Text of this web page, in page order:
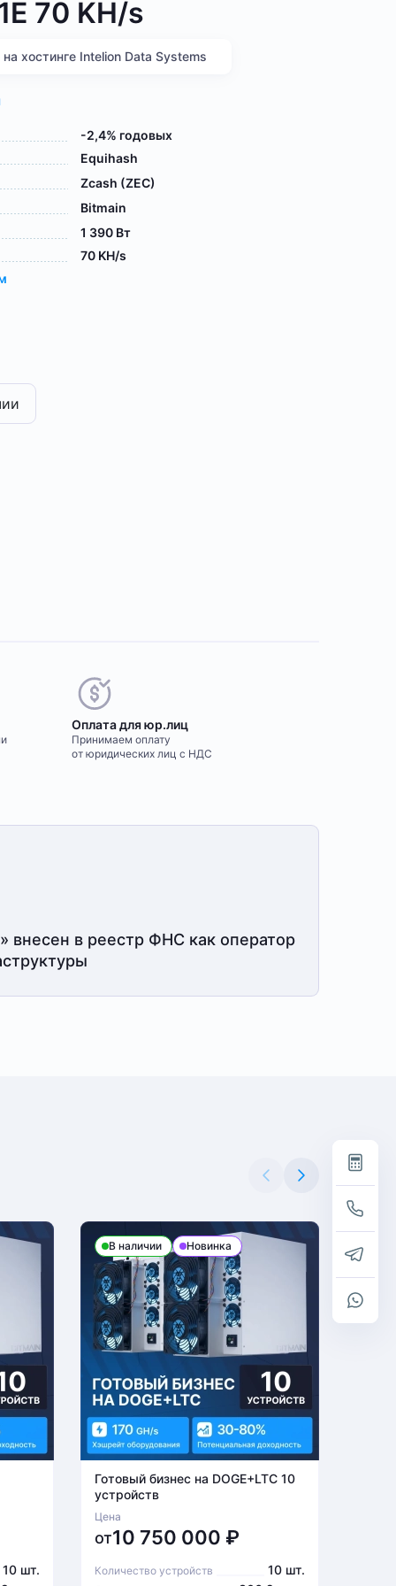
70 KH/s
хостинге Intelion Data Systems
-2,4% годовых
Equihash
Zcash (ZEC)
Bitmain
1 390 Вт
70 KH/s
Оплата для юр.лиц
Принимаем оплату
от юридических лиц с НДС
внесен в реестр ФНС как оператор
10 шт.
В наличии Новинка
Готовый бизнес на DOGE+LTC 10
устройств
Цена
от10 750 000 ₽
Количество устройств 10 шт.